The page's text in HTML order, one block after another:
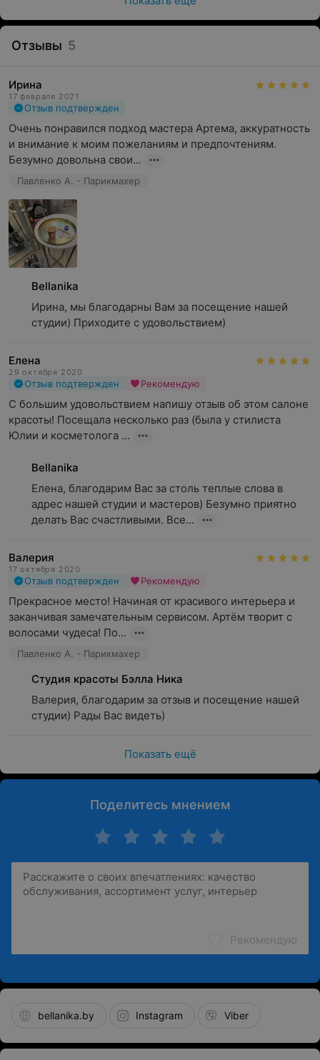
Отзывы 5
Ирина
17 февраля 2021
Отзыв подтвержден
Очень понравился подход мастера Артема, аккуратность
и внимание к моим пожеланиям и предпочтениям.
Безумно довольна свои...
Павленко А. - Парикмахер
Bellanika
Ирина, мы благодарны Вам за посещение нашей
студии) Приходите с удовольствием)
Елена
29 октября 2020
Отзыв подтвержден Рекомендую
С большим удовольствием напишу отзыв об этом салоне
красоты! Посещала несколько раз (была у стилиста
Юлии и косметолога ...
Bellanika
Елена, благодарим Вас за столь теплые слова в
адрес нашей студии и мастеров) Безумно приятно
делать Вас счастливыми. Все...
Валерия
17 октября 2020
Отзыв подтвержден Рекомендую
Прекрасное место! Начиная от красивого интерьера и
заканчивая замечательным сервисом. Артём творит с
волосами чудеса! По...
Павленко А. - Парикмахер
Студия красоты Бэлла Ника
Валерия, благодарим за отзыв и посещение нашей
студии) Рады Вас видеть)
Показать ещё
Поделитесь мнением
Рекомендую
bellanika.by Instagram Viber